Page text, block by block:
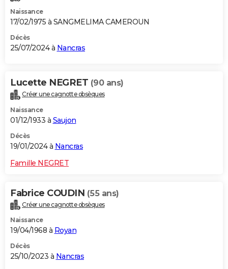
Naissance
17/02/1975 à SANGMELIMA CAMEROUN
Décès
25/07/2024 à Nancras
Lucette NEGRET (90 ans)
Créer une cagnotte obsèques
Naissance
01/12/1933 à Saujon
Décès
19/01/2024 à Nancras
Famille NEGRET
Fabrice COUDIN (55 ans)
Créer une cagnotte obsèques
Naissance
19/04/1968 à Royan
Décès
25/10/2023 à Nancras